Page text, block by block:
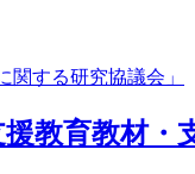
教育教材・